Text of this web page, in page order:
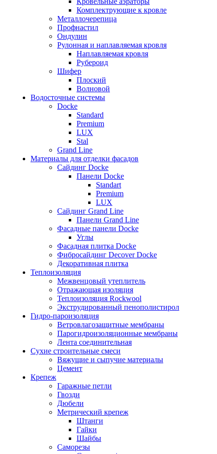
Комплектрующие к кровле
Металлочерепица
Профнастил
Ондулин
Рулонная и наплавляемая кровля
Наплавляемая кровля
Рубероид
Шифер
Плоский
Волновой
Водосточные системы
Docke
Standard
Premium
LUX
Stal
Grand Line
Материалы для отделки фасадов
Сайдинг Docke
Панели Docke
Standart
Premium
LUX
Сайдинг Grand Line
Панели Grand Line
Фасадные панели Docke
Углы
Фасадная плитка Docke
Фибросайдинг Decover Docke
Декоративная плитка
Теплоизоляция
Межвенцовый утеплитель
Отражающая изоляция
Теплоизоляция Rockwool
Экструдированный пенополистирол
Гидро-пароизоляция
Ветровлагозащитные мембраны
Парогидроизоляционные мембраны
Лента соединительная
Сухие строительные смеси
Вяжущие и сыпучие материалы
Цемент
Крепеж
Гаражные петли
Гвозди
Дюбели
Метрический крепеж
Штанги
Гайки
Шайбы
Саморезы